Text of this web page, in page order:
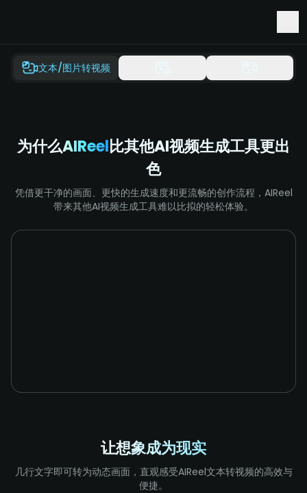
文本/图片转视频
为什么AIReel比其他AI视频生成工具更出
色
凭借更干净的画面、更快的生成速度和更流畅的创作流程，AIReel
带来其他AI视频生成工具难以比拟的轻松体验。
让想象成为现实
几行文字即可转为动态画面，直观感受AIReel文本转视频的高效与
便捷。